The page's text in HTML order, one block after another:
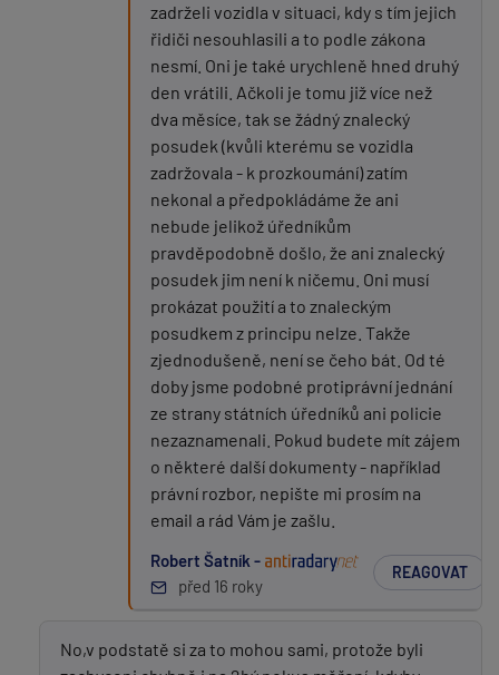
zadrželi vozidla v situaci, kdy s tím jejich
řidiči nesouhlasili a to podle zákona
nesmí. Oni je také urychleně hned druhý
den vrátili. Ačkoli je tomu již více než
dva měsíce, tak se žádný znalecký
posudek (kvůli kterému se vozidla
zadržovala - k prozkoumání) zatím
nekonal a předpokládáme že ani
nebude jelikož úředníkům
pravděpodobně došlo, že ani znalecký
posudek jim není k ničemu. Oni musí
prokázat použití a to znaleckým
posudkem z principu nelze. Takže
zjednodušeně, není se čeho bát. Od té
doby jsme podobné protiprávní jednání
ze strany státních úředníků ani policie
nezaznamenali. Pokud budete mít zájem
o některé další dokumenty - například
právní rozbor, nepište mi prosím na
email a rád Vám je zašlu.
Robert Šatník -
před 16 roky
REAGOVAT
No,v podstatě si za to mohou sami, protože byli